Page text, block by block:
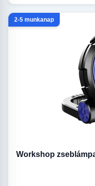
2-5 munkanap
Workshop